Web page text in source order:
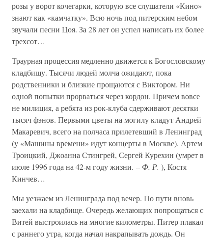
розы у ворот кочегарки, которую все слушатели «Кино»
знают как «камчатку». Всю ночь под питерским небом
звучали песни Цоя. За 28 лет он успел написать их более
трехсот…
Траурная процессия медленно движется к Богословскому
кладбищу. Тысячи людей молча ожидают, пока
родственники и близкие прощаются с Виктором. Ни
одной попытки прорваться через кордон. Причем вовсе
не милиция, а ребята из рок-клуба сдерживают десятки
тысяч фэнов. Первыми цветы на могилу кладут Андрей
Макаревич, всего на полчаса прилетевший в Ленинград
(у «Машины времени» идут концерты в Москве), Артем
Троицкий, Джоанна Стингрей, Сергей Курехин (умрет в
июле 1996 года на 42-м году жизни. – Ф. Р. ), Костя
Кинчев…
Мы уезжаем из Ленинграда под вечер. По пути вновь
заехали на кладбище. Очередь желающих попрощаться с
Витей выстроилась на многие километры. Питер плакал
с раннего утра, когда начал накрапывать дождь. Он